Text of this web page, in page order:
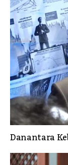
Danantara